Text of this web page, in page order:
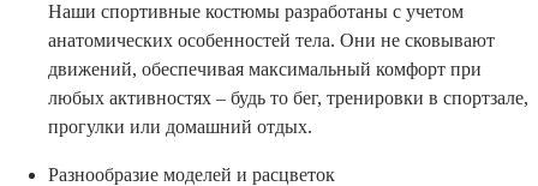
Наши спортивные костюмы разработаны с учетом
анатомических особенностей тела. Они не сковывают
движений, обеспечивая максимальный комфорт при
любых активностях – будь то бег, тренировки в спортзале,
прогулки или домашний отдых.
Разнообразие моделей и расцветок